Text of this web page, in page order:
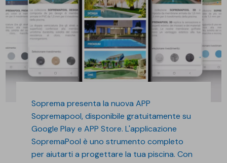
Soprema presenta la nuova APP
Sopremapool, disponibile gratuitamente su
Google Play e APP Store. L'applicazione
SopremaPool è uno strumento completo
per aiutarti a progettare la tua piscina. Con